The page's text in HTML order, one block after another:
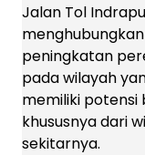
Jalan Tol
peningkatan
pada wilayah
memiliki potensi
khususnya dari
sekitarnya.